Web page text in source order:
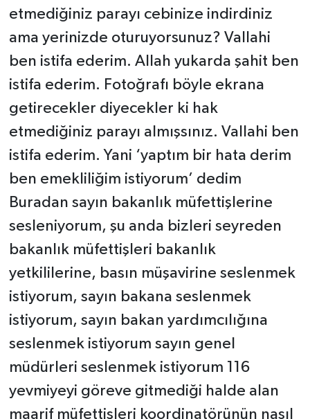
etmediğiniz parayı cebinize indirdiniz
ama yerinizde oturuyorsunuz? Vallahi
ben istifa ederim. Allah yukarda şahit ben
istifa ederim. Fotoğrafı böyle ekrana
getirecekler diyecekler ki hak
etmediğiniz parayı almışsınız. Vallahi ben
istifa ederim. Yani ‘yaptım bir hata derim
ben emekliliğim istiyorum’ dedim
Buradan sayın bakanlık müfettişlerine
sesleniyorum, şu anda bizleri seyreden
bakanlık müfettişleri bakanlık
yetkililerine, basın müşavirine seslenmek
istiyorum, sayın bakana seslenmek
istiyorum, sayın bakan yardımcılığına
seslenmek istiyorum sayın genel
müdürleri seslenmek istiyorum 116
yevmiyeyi göreve gitmediği halde alan
maarif müfettişleri koordinatörünün nasıl